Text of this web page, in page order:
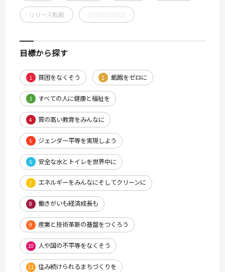
リリース転載
目標から探す
1 貧困をなくそう 2 飢餓をゼロに
3 すべての人に健康と福祉を
4 質の高い教育をみんなに
5 ジェンダー平等を実現しよう
6 安全な水とトイレを世界中に
7 エネルギーをみんなにそしてクリーンに
8 働きがいも経済成長も
9 産業と技術革新の基盤をつくろう
10 人や国の不平等をなくそう
11 住み続けられるまちづくりを